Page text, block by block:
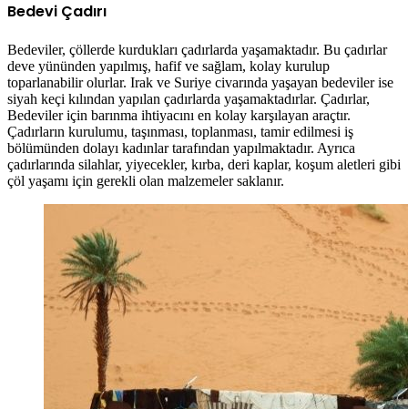
Bedevi Çadırı
Bedeviler, çöllerde kurdukları çadırlarda yaşamaktadır. Bu çadırlar
deve yününden yapılmış, hafif ve sağlam, kolay kurulup
toparlanabilir olurlar. Irak ve Suriye civarında yaşayan bedeviler ise
siyah keçi kılından yapılan çadırlarda yaşamaktadırlar. Çadırlar,
Bedeviler için barınma ihtiyacını en kolay karşılayan araçtır.
Çadırların kurulumu, taşınması, toplanması, tamir edilmesi iş
bölümünden dolayı kadınlar tarafından yapılmaktadır. Ayrıca
çadırlarında silahlar, yiyecekler, kırba, deri kaplar, koşum aletleri gibi
çöl yaşamı için gerekli olan malzemeler saklanır.